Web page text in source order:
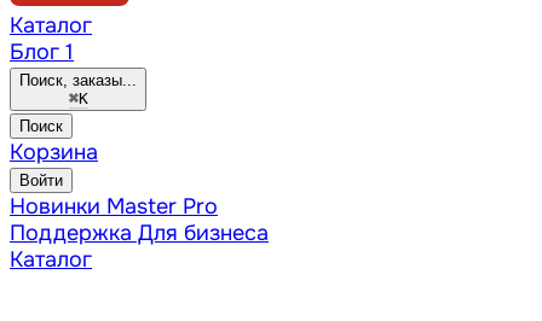
Каталог
Блог 1
Поиск, заказы...
⌘K
Поиск
Корзина
Войти
Новинки Master Pro
Поддержка Для бизнеса
Каталог